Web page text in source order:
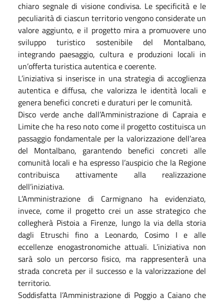
chiaro segnale di visione condivisa. Le specificità e le
peculiarità di ciascun territorio vengono considerate un
valore aggiunto, e il progetto mira a promuovere uno
sviluppo turistico sostenibile del Montalbano,
integrando paesaggio, cultura e produzioni locali in
un’offerta turistica autentica e coerente.
L’iniziativa si inserisce in una strategia di accoglienza
autentica e diffusa, che valorizza le identità locali e
genera benefici concreti e duraturi per le comunità.
Disco verde anche dall’Amministrazione di Capraia e
Limite che ha reso noto come il progetto costituisca un
passaggio fondamentale per la valorizzazione dell’area
del Montalbano, garantendo benefici concreti alle
comunità locali e ha espresso l’auspicio che la Regione
contribuisca attivamente alla realizzazione
dell’iniziativa.
L’Amministrazione di Carmignano ha evidenziato,
invece, come il progetto crei un asse strategico che
collegherà Pistoia a Firenze, lungo la via della storia
dagli Etruschi fino a Leonardo, Cosimo I e alle
eccellenze enogastronomiche attuali. L’iniziativa non
sarà solo un percorso fisico, ma rappresenterà una
strada concreta per il successo e la valorizzazione del
territorio.
Soddisfatta l’Amministrazione di Poggio a Caiano che